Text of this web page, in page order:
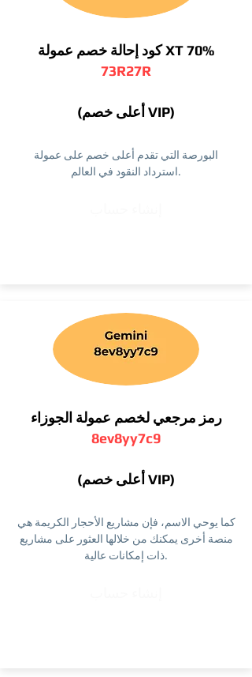
كود إحالة خصم عمولة XT 70%
73R27R
(أعلى خصم VIP)
البورصة التي تقدم أعلى خصم على عمولة
استرداد النقود في العالم.
رمز مرجعي لخصم عمولة الجوزاء
8ev8yy7c9
(أعلى خصم VIP)
كما يوحي الاسم، فإن مشاريع الأحجار الكريمة هي
منصة أخرى يمكنك من خلالها العثور على مشاريع
ذات إمكانات عالية.